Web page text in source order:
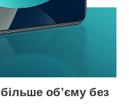
більше об’єму без